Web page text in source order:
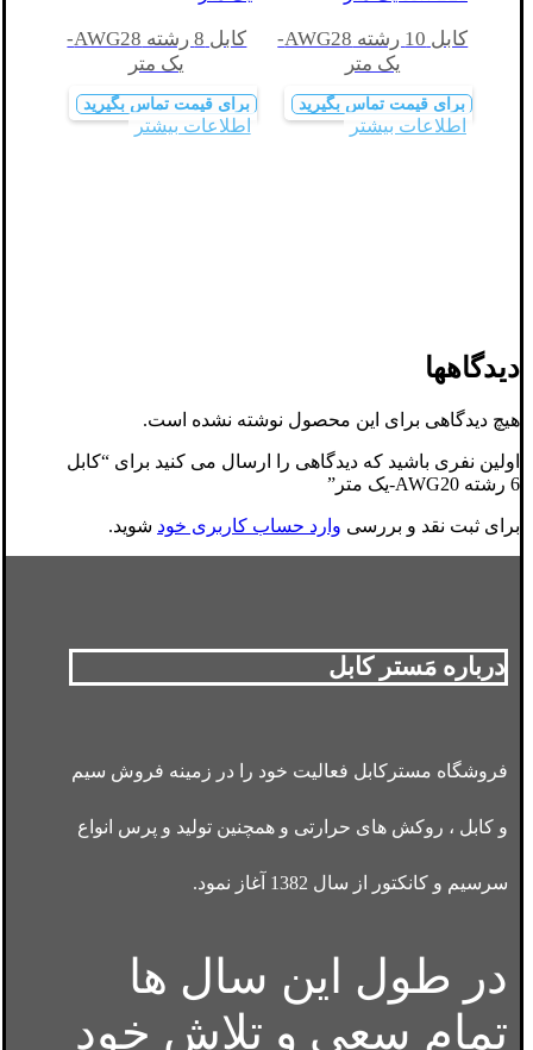
کابل 10 رشته AWG28-
یک متر
برای قیمت تماس بگیرید
اطلاعات بیشتر
کابل 8 رشته AWG28-
یک متر
برای قیمت تماس بگیرید
اطلاعات بیشتر
دیدگاهها
هیچ دیدگاهی برای این محصول نوشته نشده است.
اولین نفری باشید که دیدگاهی را ارسال می کنید برای “کابل
6 رشته AWG20-یک متر”
برای ثبت نقد و بررسی وارد حساب کاربری خود شوید.
درباره مَستر کابل
فروشگاه مسترکابل فعالیت خود را در زمینه فروش سیم
و کابل ، روکش های حرارتی و همچنین تولید و پرس انواع
سرسیم و کانکتور از سال 1382 آغاز نمود.
در طول این سال ها
تمام سعی و تلاش خود